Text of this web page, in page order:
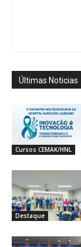
Últimas Noticias
Cursos CEMAK/HNL
Destaque